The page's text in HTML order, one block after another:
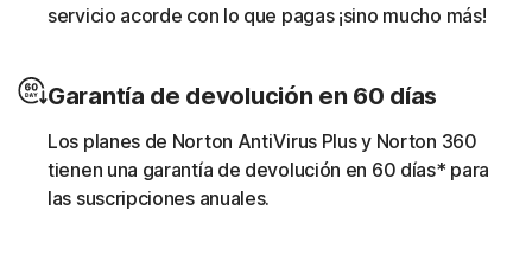
descargar contenido malicioso adicional.
Puntos vulnerables
servicio acorde con lo que pagas ¡sino mucho más!
Garantía de devolución en 60 días
Los planes de Norton AntiVirus Plus y Norton 360
tienen una garantía de devolución en 60 días* para
las suscripciones anuales.